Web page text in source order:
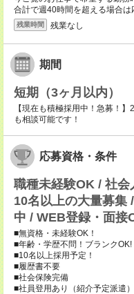
合計で週40時間を超える場合は
残業時間 残業なし
期間
短期（3ヶ月以内）
【現在も積極採用中！急募！
も相談可能です！
応募資格・条件
職種未経験OK / 社
10名以上の大量募集
中 / WEB登録・面接
■無資格・未経験OK！
■年齢・学歴不問！ブランクOK!
■10名以上採用予定！
■履歴書不要
■社会保険完備
■社員登用あり（紹介予定派遣）